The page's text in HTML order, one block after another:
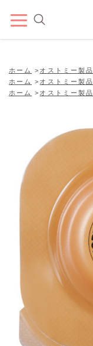
ホーム > オストミー製品
ホーム
> オストミー製品
ホーム
> オストミー製品